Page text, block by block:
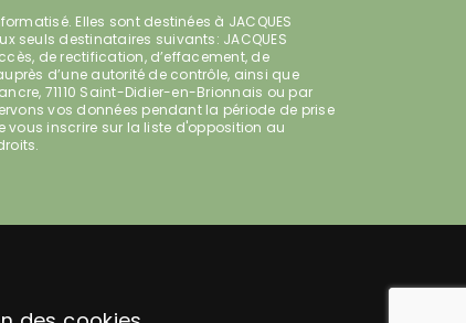
Elles sont destinées à JACQUES
seuls destinataires suivants: JACQUES
de rectification, d’effacement, de
d’une autorité de contrôle, ainsi que
71110 Saint-Didier-en-Brionnais ou par
vos données pendant la période de prise
inscrire sur la liste d'opposition au